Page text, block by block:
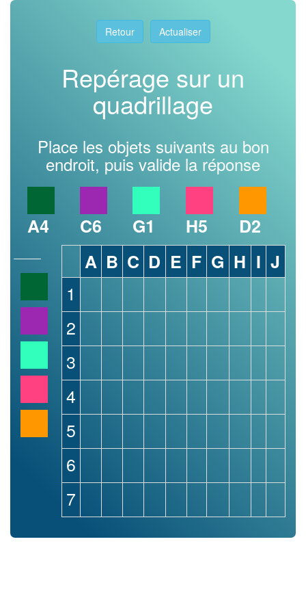
Retour Actualiser
Repérage sur un
quadrillage
Place les objets suivants au bon
endroit, puis valide la réponse
A4 C6 G1 H5
D2
A B C D E F G H I J
1
2
3
4
5
6
7